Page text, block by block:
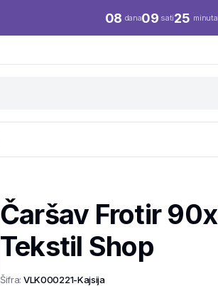
08 dana09 sati25 minuta
Čaršav Frotir
Tekstil Shop
Šifra: VLK000221-Kajsija